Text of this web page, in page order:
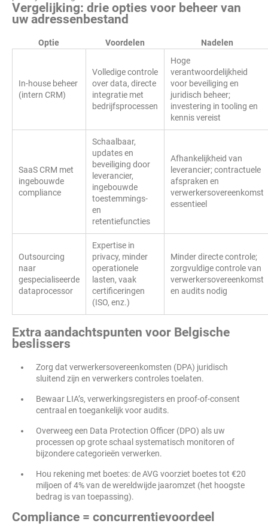
Vergelijking: drie opties voor beheer van
uw adressenbestand
Optie Voordelen Nadelen
In-house beheer
(intern CRM)
Volledige controle
over data, directe
integratie met
bedrijfsprocessen
Hoge
verantwoordelijkheid
voor beveiliging en
juridisch beheer;
investering in tooling en
kennis vereist
SaaS CRM met
ingebouwde
compliance
Schaalbaar,
updates en
beveiliging door
leverancier,
ingebouwde
toestemmings-
en
retentiefuncties
Afhankelijkheid van
leverancier; contractuele
afspraken en
verwerkersovereenkomst
essentieel
Outsourcing
naar
gespecialiseerde
dataprocessor
Expertise in
privacy, minder
operationele
lasten, vaak
certificeringen
(ISO, enz.)
Minder directe controle;
zorgvuldige controle van
verwerkersovereenkomst
en audits nodig
Extra aandachtspunten voor Belgische
beslissers
Zorg dat verwerkersovereenkomsten (DPA) juridisch
sluitend zijn en verwerkers controles toelaten.
Bewaar LIA’s, verwerkingsregisters en proof-of-consent
centraal en toegankelijk voor audits.
Overweeg een Data Protection Officer (DPO) als uw
processen op grote schaal systematisch monitoren of
bijzondere categorieën verwerken.
Hou rekening met boetes: de AVG voorziet boetes tot €20
miljoen of 4% van de wereldwijde jaaromzet (het hoogste
bedrag is van toepassing).
Compliance = concurrentievoordeel